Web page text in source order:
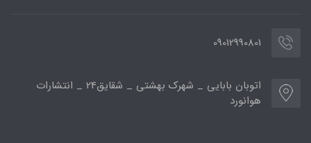
09012990801
اتوبان بابایی _ شهرک بهشتی _ شقایق24 _ انتشارات
هوانورد